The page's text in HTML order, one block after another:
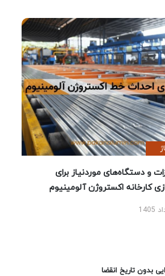
و دستگاه‌های موردنیاز برای
کارخانه اکستروژن آلومینیوم
بدون تاریخ انقضا